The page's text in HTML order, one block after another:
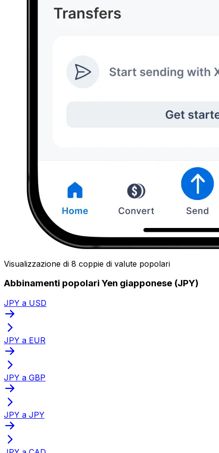
Visualizzazione di 8 coppie di valute popolari
Abbinamenti popolari Yen giapponese (JPY)
JPY a USD
JPY a EUR
JPY a GBP
JPY a JPY